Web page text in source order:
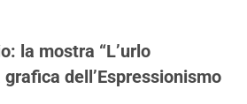
la mostra “L’urlo
dell’Espressionismo